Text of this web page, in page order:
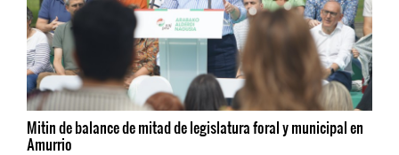
Mitin de balance de mitad de legislatura foral y municipal en
Amurrio